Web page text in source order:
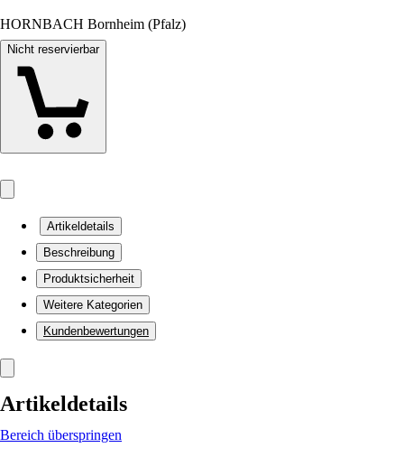
HORNBACH Bornheim (Pfalz)
Nicht reservierbar
Artikeldetails
Beschreibung
Produktsicherheit
Weitere Kategorien
Kundenbewertungen
Artikeldetails
Bereich überspringen